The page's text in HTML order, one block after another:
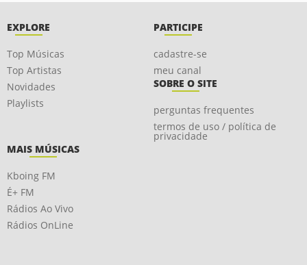
EXPLORE
Top Músicas
Top Artistas
Novidades
Playlists
PARTICIPE
cadastre-se
meu canal
SOBRE O SITE
perguntas frequentes
termos de uso / política de
privacidade
MAIS MÚSICAS
Kboing FM
É+ FM
Rádios Ao Vivo
Rádios OnLine